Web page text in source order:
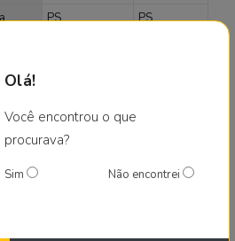
PS PS
- DF
-
PS
Olá!
Você encontrou o que
procurava?
Sim Não encontrei